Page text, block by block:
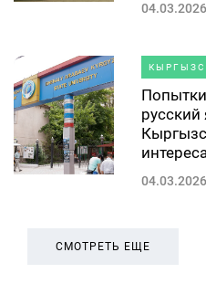
04.03.2026
04.03.2026
СМОТРЕТЬ ЕЩЕ